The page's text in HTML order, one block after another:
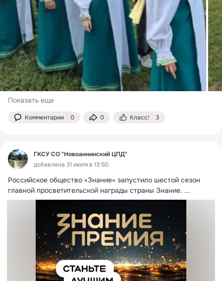
Показать еще
Комментарии 0 0 Класс! 3
ГКСУ СО "Новоаннинский ЦПД"
добавлена 31 июля в 13:50
Российское общество «Знание» запустило шестой сезон
главной просветительской награды страны Знание. ...